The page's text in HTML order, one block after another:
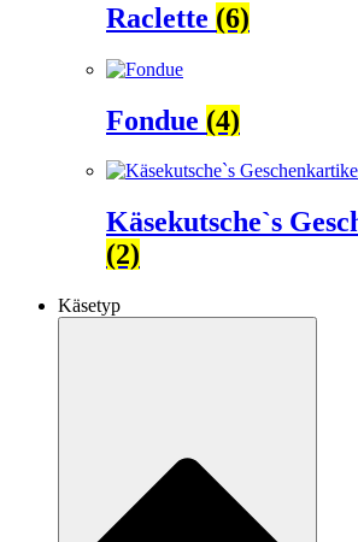
Raclette (6)
Fondue (4)
Käsekutsche`s
(2)
Käsetyp